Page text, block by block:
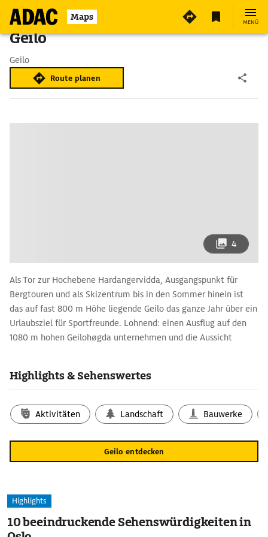
Maps MENÜ
Geilo
Geilo
Route planen
4
Als Tor zur Hochebene Hardangervidda, Ausgangspunkt für
Bergtouren und als Skizentrum bis in den Sommer hinein ist
das auf fast 800 m Höhe liegende Geilo das ganze Jahr über ein
Urlaubsziel für Sportfreunde. Lohnend: einen Ausflug auf den
1080 m hohen Geilohøgda unternehmen und die Aussicht
Highlights & Sehenswertes
Aktivitäten Landschaft Bauwerke
Geilo entdecken
Highlights
10 beeindruckende Sehenswürdigkeiten in